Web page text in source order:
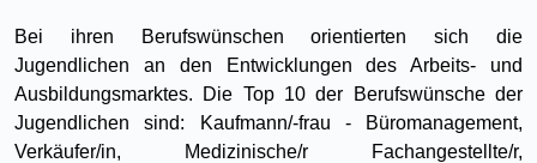
Bei ihren Berufswünschen orientierten sich die
Jugendlichen an den Entwicklungen des Arbeits- und
Ausbildungsmarktes. Die Top 10 der Berufswünsche der
Jugendlichen sind: Kaufmann/-frau - Büromanagement,
Verkäufer/in, Medizinische/r Fachangestellte/r,